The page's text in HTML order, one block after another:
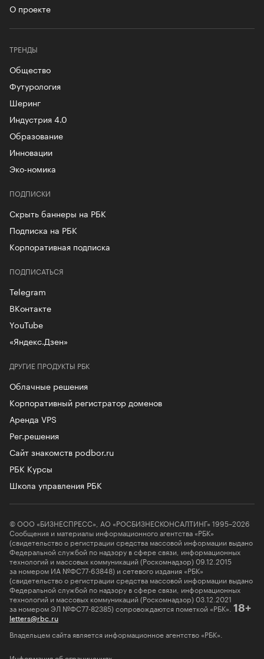
О проекте
ТРЕНДЫ
Общество
Футурология
Шеринг
Индустрия 4.0
Образование
Инновации
Эко-номика
ПОДПИСКИ
Скрыть баннеры на РБК
Подписка на РБК
Корпоративная подписка
ДРУГИЕ ПРОДУКТЫ РБК
Облачные решения
Корпоративный регистратор доменов
Аренда VPS
Рег.решения
Сайт знакомств podbor.ru
РБК Курсы
Школа управления РБК
ПОДПИСАТЬСЯ
Telegram
ВКонтакте
YouTube
«Яндекс.Дзен»
© ООО «БИЗНЕСПРЕСС», АО «РОСБИЗНЕСКОНСАЛТИНГ» 1995–2026
Сообщения и материалы информационного агентства «РБК»
(свидетельство о регистрации средства массовой информации выдано
Федеральной службой по надзору в сфере связи, информационных
технологий и массовых коммуникаций (Роскомнадзор) 09.12.2015
за номером ИА №ФС77-63848) и сетевого издания «РБК»
(свидетельство о регистрации средства массовой информации выдано
Федеральной службой по надзору в сфере связи, информационных
технологий и массовых коммуникаций (Роскомнадзор) 03.12.2021
за номером ЭЛ №ФС77-82385) сопровождаются пометкой «РБК». 18+
letters@rbc.ru
Владельцем сайта является информационное агентство «РБК».